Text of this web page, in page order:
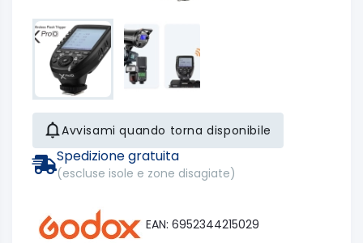
Avvisami quando torna disponibile
Spedizione gratuita
(escluse isole e zone disagiate)
EAN: 6952344215029